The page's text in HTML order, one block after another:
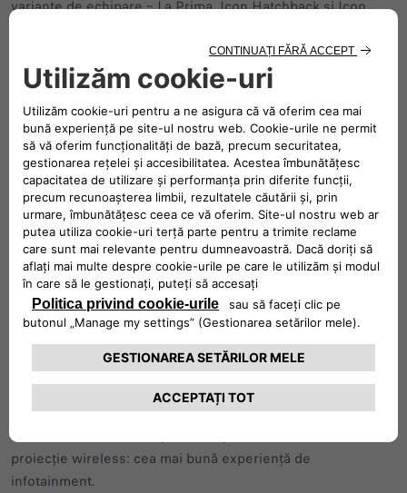
variante de echipare – La Prima, Icon Hatchback și Icon
comenzile din toată gama. Toate unitățile din stocul de
lansare se comercializează împreună cu stație portabilă de
conector Schuko.
Mașina reprezentativă care a inspirat schimbarea din 1957
este acum gata să vă ducă în următorul deceniu cu
caracteristici unice. Noul 500 este mai lat, mai lung și roțile
sale sunt amplasate mai departe. Cu un design curat pur, și,
de asemenea, mai puține butoane și linii esențiale la
interior. Este cel mai frumos 500 făcut vreodată.
Interiorul vine cu SISTEM DE INFOTAINMENT DE 10.25″
CU NAVIGAȚIE
Ascultați muzică, navigați și conectați dispozitivele
dumneavoastră multimedia. Interfața asemănătoare
Smartphone-ului beneficiază de un ecran tactil de 10,25″,
conexiune Bluetooth rapidă, compatibilă cu sistemele de
proiecție wireless: cea mai bună experiență de
infotainment.